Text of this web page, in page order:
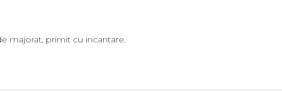
majorat, primit cu incantare.